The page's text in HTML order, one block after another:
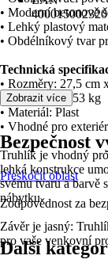
• Moderní betonově
• Lehký plastový
• Obdélníkový tvar
Technická
• Rozměry: 27,5 cm
• Hmotnost: 3,53 kg
• Materiál: Plast
• Vhodné pro exteriér
Truhlík je vhodný
lehká konstrukce
svému tvaru a barvě
nábytku.
Závěr je jasný:
pro vaše venkovní
Zobrazit více
Bezpečnost
Přeskočit oblast
Zodpovědnost za
Další